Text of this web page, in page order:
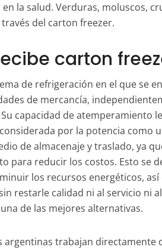
la salud. Verduras, moluscos,
del carton freezer.
carton
de refrigeración en el que se
de mercancía,
capacidad de atemperamiento
por la potencia como
de almacenaje y traslado, ya
para reducir los costos. Esto se
los recursos energéticos, así
restarle calidad ni al servicio ni
de las mejores alternativas.
argentinas trabajan directamente